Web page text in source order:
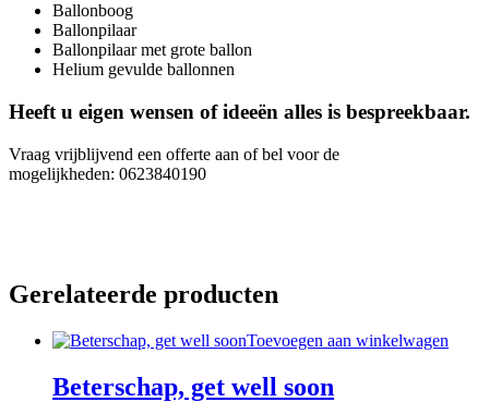
Ballonboog
Ballonpilaar
Ballonpilaar met grote ballon
Helium gevulde ballonnen
Heeft u eigen wensen of ideeën alles is bespreekbaar.
Vraag vrijblijvend een offerte aan of bel voor de
mogelijkheden: 0623840190
Gerelateerde producten
Toevoegen aan winkelwagen
Beterschap, get well soon